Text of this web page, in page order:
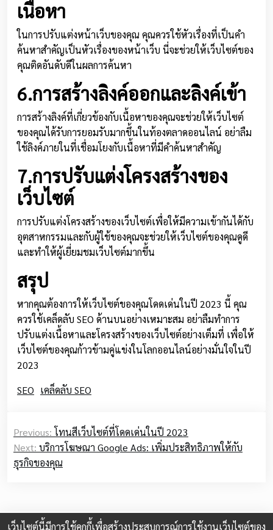
เนื้อหา
ในการปรับแต่งหน้าเว็บของคุณ คุณควรใช้หัวเรื่องที่เป็นคำ
ค้นหาสำคัญเป็นหัวเรื่องของหน้าเว็บ นี่จะช่วยให้เว็บไซต์ของ
คุณติดอันดับดีในผลการค้นหา
6.การสร้างลิงค์ออกและลิงค์เข้า
การสร้างลิงค์ที่เกี่ยวข้องกับเนื้อหาของคุณจะช่วยให้เว็บไซต์
ของคุณได้รับการยอมรับมากขึ้นในท้องตลาดออนไลน์ อย่าลืม
ใช้ลิงค์ภายในที่เชื่อมโยงกับเนื้อหาที่มีคำค้นหาสำคัญ
7.การปรับแต่งโครงสร้างของ
เว็บไซต์
การปรับแต่งโครงสร้างของเว็บไซต์เพื่อให้มีความเข้ากันได้กับ
อุตสาหกรรมและกับผู้ใช้ของคุณจะช่วยให้เว็บไซต์ของคุณดูดี
และทำให้ผู้เยี่ยมชมเว็บไซต์มากขึ้น
สรุป
หากคุณต้องการให้เว็บไซต์ของคุณโดดเด่นในปี 2023 นี้ คุณ
ควรใช้เคล็ดลับ SEO ด้านบนอย่างเหมาะสม อย่าลืมทำการ
ปรับแต่งเนื้อหาและโครงสร้างของเว็บไซต์อย่างเต็มที่ เพื่อให้
เว็บไซต์ของคุณก้าวข้ามคู่แข่งในโลกออนไลน์อย่างมั่นใจในปี
2023
SEO เคล็ดลับ SEO
navigation
Previous: โทนสีเว็บไซต์ที่โดดเด่นในปี 2023
Next: บริการโฆษณา Google Ads: เพิ่มประสิทธิภาพให้กับ
ธุรกิจของคุณ
เว็บไซต์นี้มีการใช้คุกกี้เพื่อสร้างประสบการณ์การใช้งานเว็บไซต์ของ